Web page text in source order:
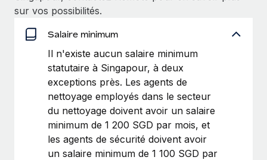
Création d’entité
Établissez des entités rapidement et en toute
Mobilité et déménagement international
Organisez facilement le déménagement de vos
employés
Avantages sociaux
Gérez facilement les avantages sociaux
l’international, le recrutement sans changer de
plateforme
Impact Les clients BambooHR peuvent désormais
embaucher et gérer les employés internationaux...
En savoir plus
Taxes
Explorer le blog
Mises à jour des produits de Remote :
Intégrations Gusto et Xero et Gestion des
freelances Plus
Remote a toujours pour mission d'aider les entreprises de
toute taille à embaucher, gérer et payer...
sur vos possibilités.
Salaire minimum
Il n'existe aucun salaire minimum
statutaire à Singapour, à deux
exceptions près. Les agents de
nettoyage employés dans le secteur
du nettoyage doivent avoir un salaire
minimum de 1 200 SGD par mois, et
les agents de sécurité doivent avoir
un salaire minimum de 1 100 SGD par